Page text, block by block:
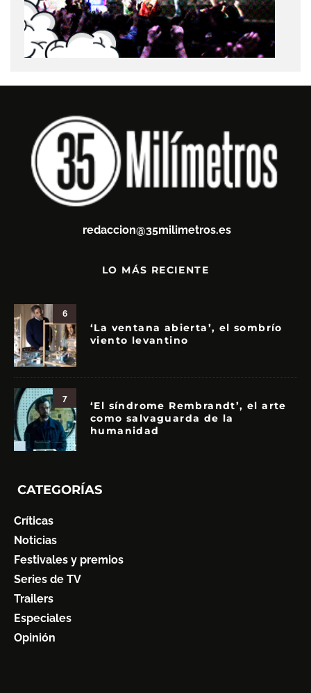
redaccion@35milimetros.es
LO MÁS RECIENTE
6
‘La ventana abierta’, el sombrío
viento levantino
7
‘El síndrome Rembrandt’, el arte
como salvaguarda de la
humanidad
CATEGORÍAS
Críticas
Noticias
Festivales y premios
Series de TV
Trailers
Especiales
Opinión